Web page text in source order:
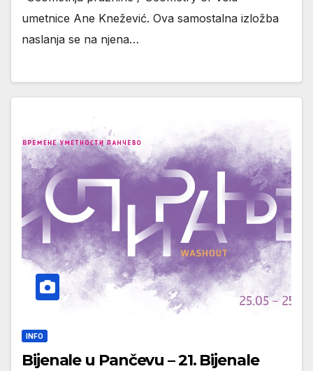
umetnice Ane Knežević. Ova samostalna izložba
naslanja se na njena…
INFO
Bijenale u Pančevu – 21. Bijenale